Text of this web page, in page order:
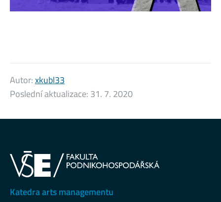
Autor:xkubl33
Poslední aktualizace: 31. 7. 2020
Katedra arts managementu